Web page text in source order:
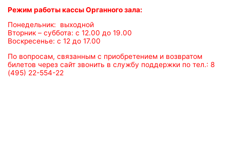
Режим работы кассы Органного зала:
Понедельник: выходной
Вторник – суббота: с 12.00 до 19.00
Воскресенье: с 12 до 17.00
По вопросам, связанным с приобретением и возвратом
билетов через сайт звонить в службу поддержки по тел.: 8
(495) 22-554-22